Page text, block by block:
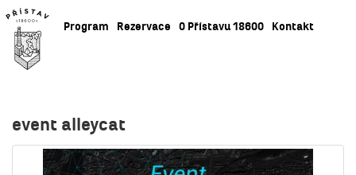
Program Rezervace O Přístavu 18600 Kontakt
event alleycat